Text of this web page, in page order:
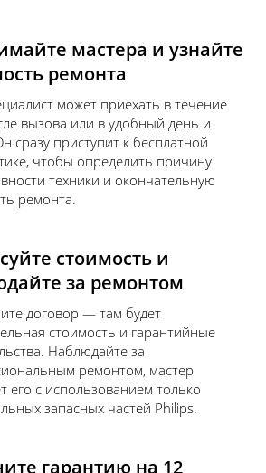
мастера и узнайте
ремонта
может приехать в течение
вызова или в удобный день и
сразу приступит к бесплатной
чтобы определить причину
техники и окончательную
ремонта.
стоимость и
за ремонтом
договор — там будет
стоимость и гарантийные
Наблюдайте за
ремонтом, мастер
его с использованием только
запасных частей Philips.
гарантию на 12